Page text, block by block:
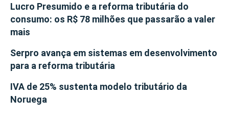
Lucro Presumido e a reforma tributária do
consumo: os R$ 78 milhões que passarão a valer
mais
Serpro avança em sistemas em desenvolvimento
para a reforma tributária
IVA de 25% sustenta modelo tributário da
Noruega